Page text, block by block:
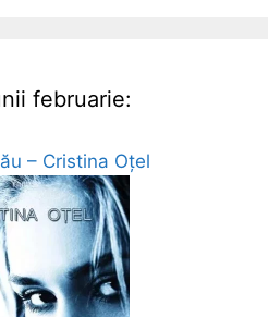
februarie:
– Cristina Oțel